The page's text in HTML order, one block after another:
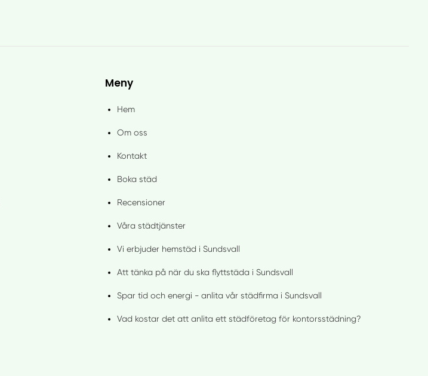
Meny
Hem
Om oss
Kontakt
Boka städ
Recensioner
Våra städtjänster
Vi erbjuder hemstäd i Sundsvall
Att tänka på när du ska flyttstäda i Sundsvall
Spar tid och energi - anlita vår städfirma i Sundsvall
Vad kostar det att anlita ett städföretag för kontorsstädning?